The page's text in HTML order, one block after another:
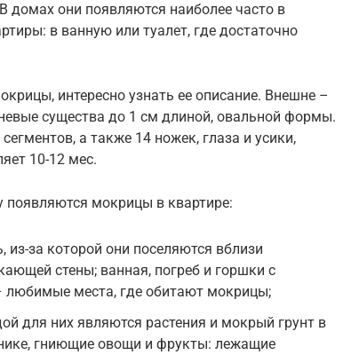
домах они появляются наиболее часто в
в ванную или туалет, где достаточно
интересно узнать ее описание. Внешне –
существа до 1 см длиной, овальной формы.
а также 14 ножек, глаза и усики,
10-12 мес.
мокрицы в квартире:
за которой они поселяются вблизи
стены; ванная, погреб и горшки с
любимые места, где обитают мокрицы;
для них являются растения и мокрый грунт в
гниющие овощи и фрукты: лежащие